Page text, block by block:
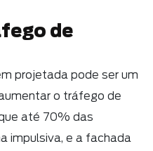
de
projetada pode ser um
o tráfego de
até 70% das
impulsiva, e a fachada